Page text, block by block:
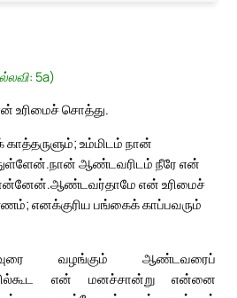
5a)
உரிமைச் சொத்து.
உம்மிடம் நான்
நான் ஆண்டவரிடம் நீரே என்
ஆண்டவர்தாமே என் உரிமைச்
எனக்குரிய பங்கைக் காப்பவரும்
வழங்கும் ஆண்டவரைப்
என் மனச்சான்று என்னை